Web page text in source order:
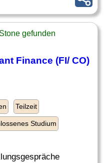
gefunden
Finance (FI/ CO)
Teilzeit
Studium